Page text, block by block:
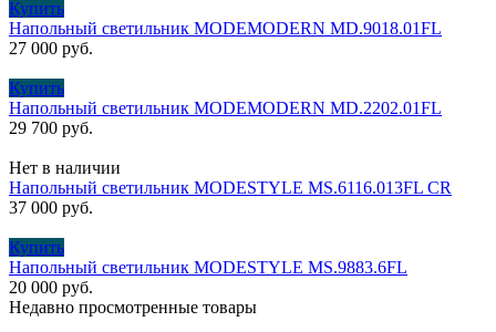
Купить
Напольный светильник MODEMODERN MD.9018.01FL
27 000 руб.
Купить
Напольный светильник MODEMODERN MD.2202.01FL
29 700 руб.
Нет в наличии
Напольный светильник MODESTYLE MS.6116.013FL CR
37 000 руб.
Купить
Напольный светильник MODESTYLE MS.9883.6FL
20 000 руб.
Недавно просмотренные товары